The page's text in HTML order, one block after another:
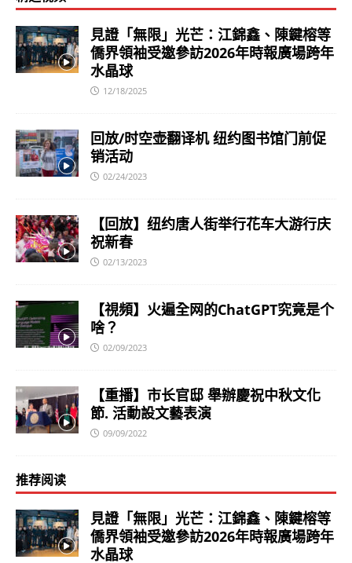
見證「無限」光芒：江錦鑫、陳鍵榕等
僑界領袖受邀參訪2026年時報廣場跨年
水晶球
12/18/2025
回放/时空壶翻译机 纽约图书馆门前促
销活动
02/24/2023
【回放】纽约唐人街举行花车大游行庆
祝新春
02/13/2023
【視頻】火遍全网的ChatGPT究竟是个
啥？
02/09/2023
【重播】市长官邸 舉辦慶祝中秋文化
節. 活動設文藝表演
09/09/2022
推荐阅读
見證「無限」光芒：江錦鑫、陳鍵榕等
僑界領袖受邀參訪2026年時報廣場跨年
水晶球